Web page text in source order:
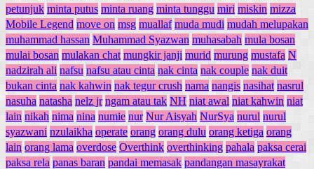
petunjuk minta putus minta ruang minta tunggu miri miskin mizza
Mobile Legend move on msg muallaf muda mudi mudah melupakan
muhammad hassan Muhammad Syazwan muhasabah mula bosan
mulai bosan mulakan chat mungkir janji murid murung mustafa N
nadzirah ali nafsu nafsu atau cinta nak cinta nak couple nak duit
bukan cinta nak kahwin nak tegur crush nama nangis nasihat nasrul
nasuha natasha nelz jr ngam atau tak NH niat awal niat kahwin niat
lain nikah nima nina numie nur Nur Aisyah NurSya nurul nurul
syazwani nzulaikha operate orang orang dulu orang ketiga orang
lain orang lama overdose Overthink overthinking pahala paksa cerai
paksa rela panas baran pandai memasak pandangan masayrakat